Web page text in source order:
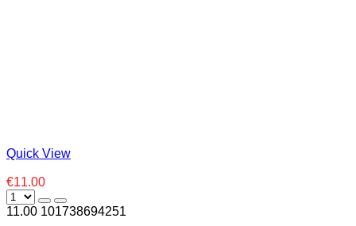
Quick View
€11.00
11.00 101738694251